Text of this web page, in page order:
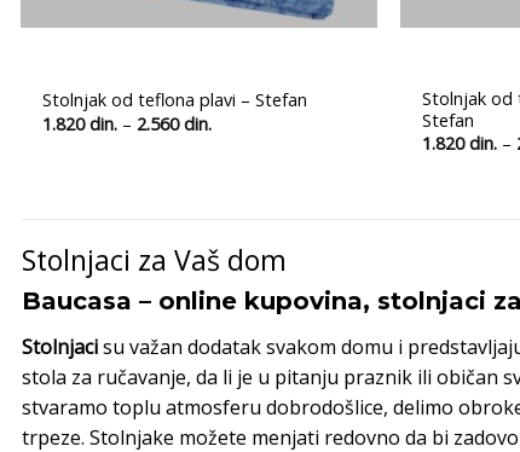
Stolnjak od teflona plavi – Stefan
1.820din. – 2.560din.Распон
Stolnjak od
Stefan
1.820din. –
Stolnjaci za Vaš dom
Baucasa – online kupovina, stolnjaci
Stolnjacisu važan dodatak svakom domu i
stola za ručavanje, da li je u pitanju praznik ili običan
stvaramo toplu atmosferu dobrodošlice, delimo
trpeze. Stolnjake možete menjati redovno da bi